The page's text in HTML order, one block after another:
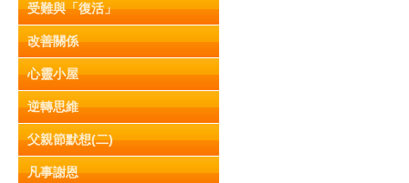
受難與「復活」
改善關係
心靈小屋
逆轉思維
父親節默想(二)
凡事謝恩